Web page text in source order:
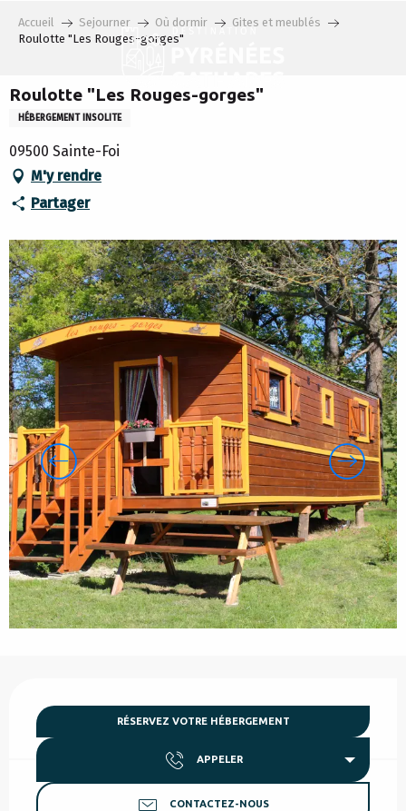
Accueil Sejourner Où dormir
Gites et meublés
Roulotte "Les Rouges-gorges"
Roulotte "Les Rouges-gorges"
HÉBERGEMENT INSOLITE
09500 Sainte-Foi
M'y rendre
Partager
RÉSERVEZ VOTRE HÉBERGEMENT
APPELER
CONTACTEZ-NOUS